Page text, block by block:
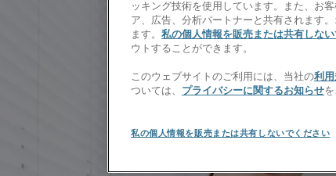
ッキング技術を使用しています。また、お
ア、広告、分析パートナーと共有されます
ます。 私の個人情報を販売または共有しな
ウトすることができます。
このウェブサイトのご利用には、当社の利
ついては、 プライバシーに関するお知らせを
私の個人情報を販売または共有しないでください